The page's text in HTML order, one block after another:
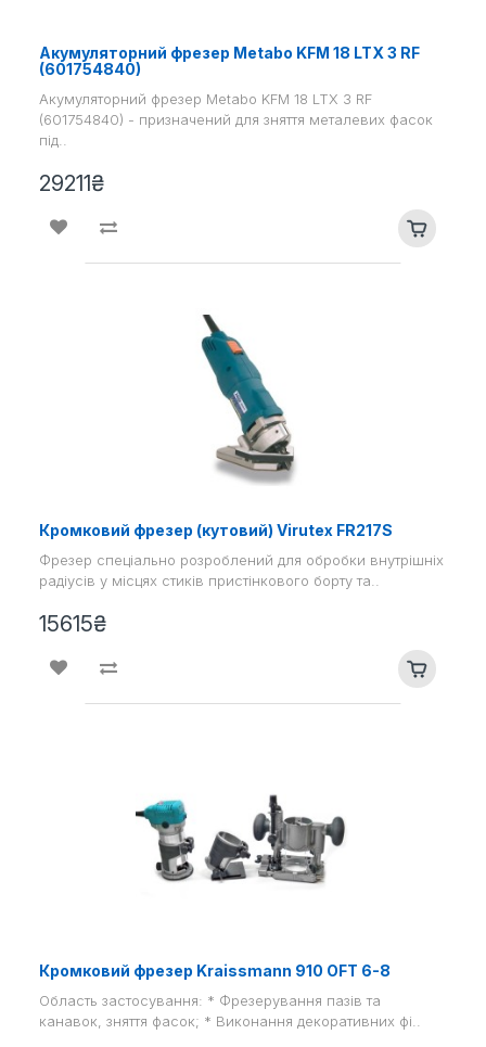
Акумуляторний фрезер Metabo KFM 18 LTX 3 RF
(601754840)
Акумуляторний фрезер Metabo KFM 18 LTX 3 RF
(601754840) - призначений для зняття металевих фасок
під..
29211₴
Кромковий фрезер (кутовий) Virutex FR217S
Фрезер спеціально розроблений для обробки внутрішніх
радіусів у місцях стиків пристінкового борту та..
15615₴
Кромковий фрезер Kraissmann 910 OFT 6-8
Область застосування: * Фрезерування пазів та
канавок, зняття фасок; * Виконання декоративних фі..